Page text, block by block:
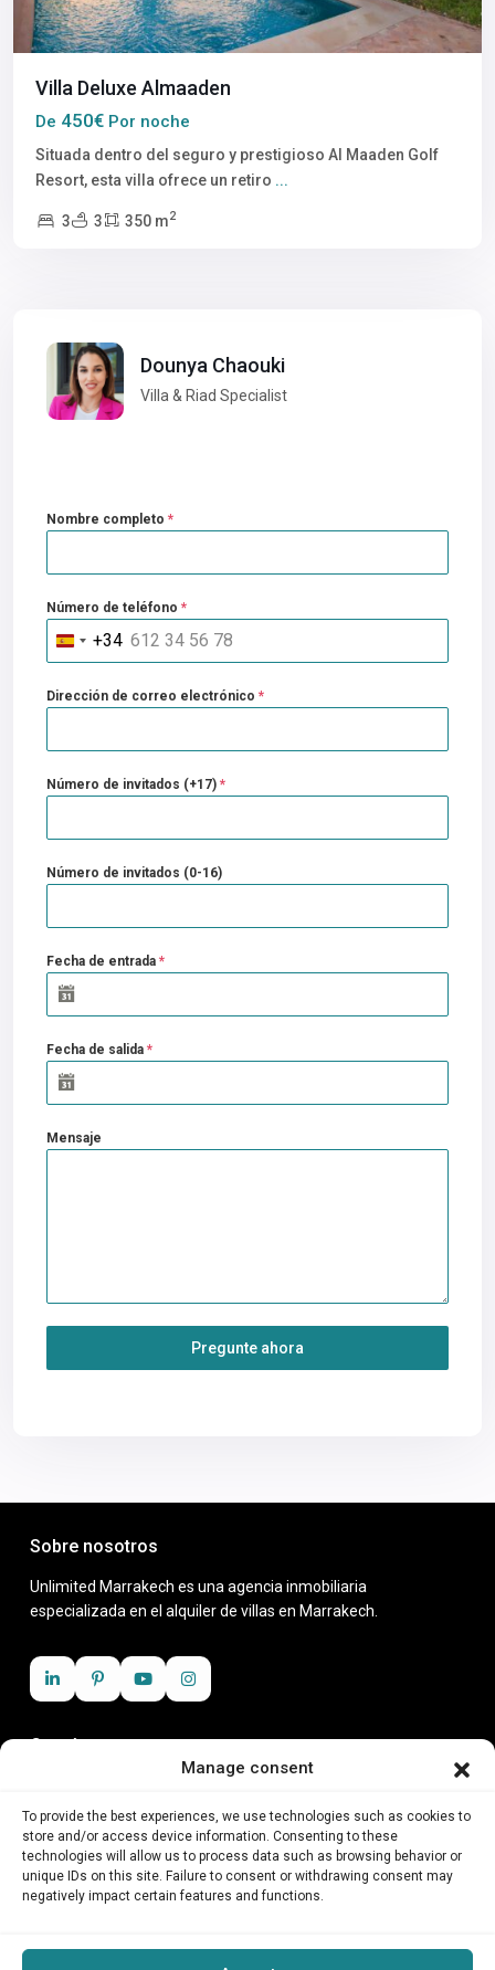
Manage consent
To provide the best experiences, we use technologies such as cookies to
store and/or access device information. Consenting to these
technologies will allow us to process data such as browsing behavior or
unique IDs on this site. Failure to consent or withdrawing consent may
negatively impact certain features and functions.
Villa Deluxe Almaaden
De 450€ Por noche
Situada dentro del seguro y prestigioso Al Maaden Golf
Resort, esta villa ofrece un retiro ...
3 3 350 m2
Dounya Chaouki
Villa & Riad Specialist
Nombre completo *
Número de teléfono *
Spain+34
Dirección de correo electrónico *
Número de invitados (+17) *
Número de invitados (0-16)
Fecha de entrada *
Fecha de salida *
Mensaje
Pregunte ahora
Sobre nosotros
Unlimited Marrakech es una agencia inmobiliaria
especializada en el alquiler de villas en Marrakech.
Contáctanos
+212 6 23 11 25 18
contact@unlimitedmarrakech.com
Inicio
Restaurante con espectáculo